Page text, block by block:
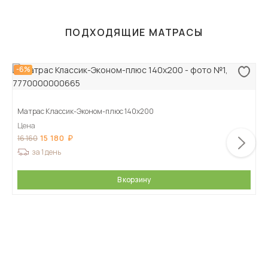
ПОДХОДЯЩИЕ МАТРАСЫ
-6%
Матрас Классик-Эконом-плюс 140х200
Цена
16 160 15 180
за 1 день
В корзину